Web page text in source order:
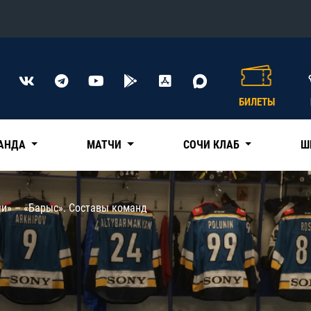
Конференция «Восток»
Трактор
Дивизион Чернышева
Авангард
Адмирал
КХЛ
БИЛЕТЫ
МАТЧИ СОЧИ КЛАБ
– «Барыс». Составы команд